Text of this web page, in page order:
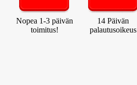
Nopea 1-3 päivän
toimitus!
14 Päivän
palautusoikeus